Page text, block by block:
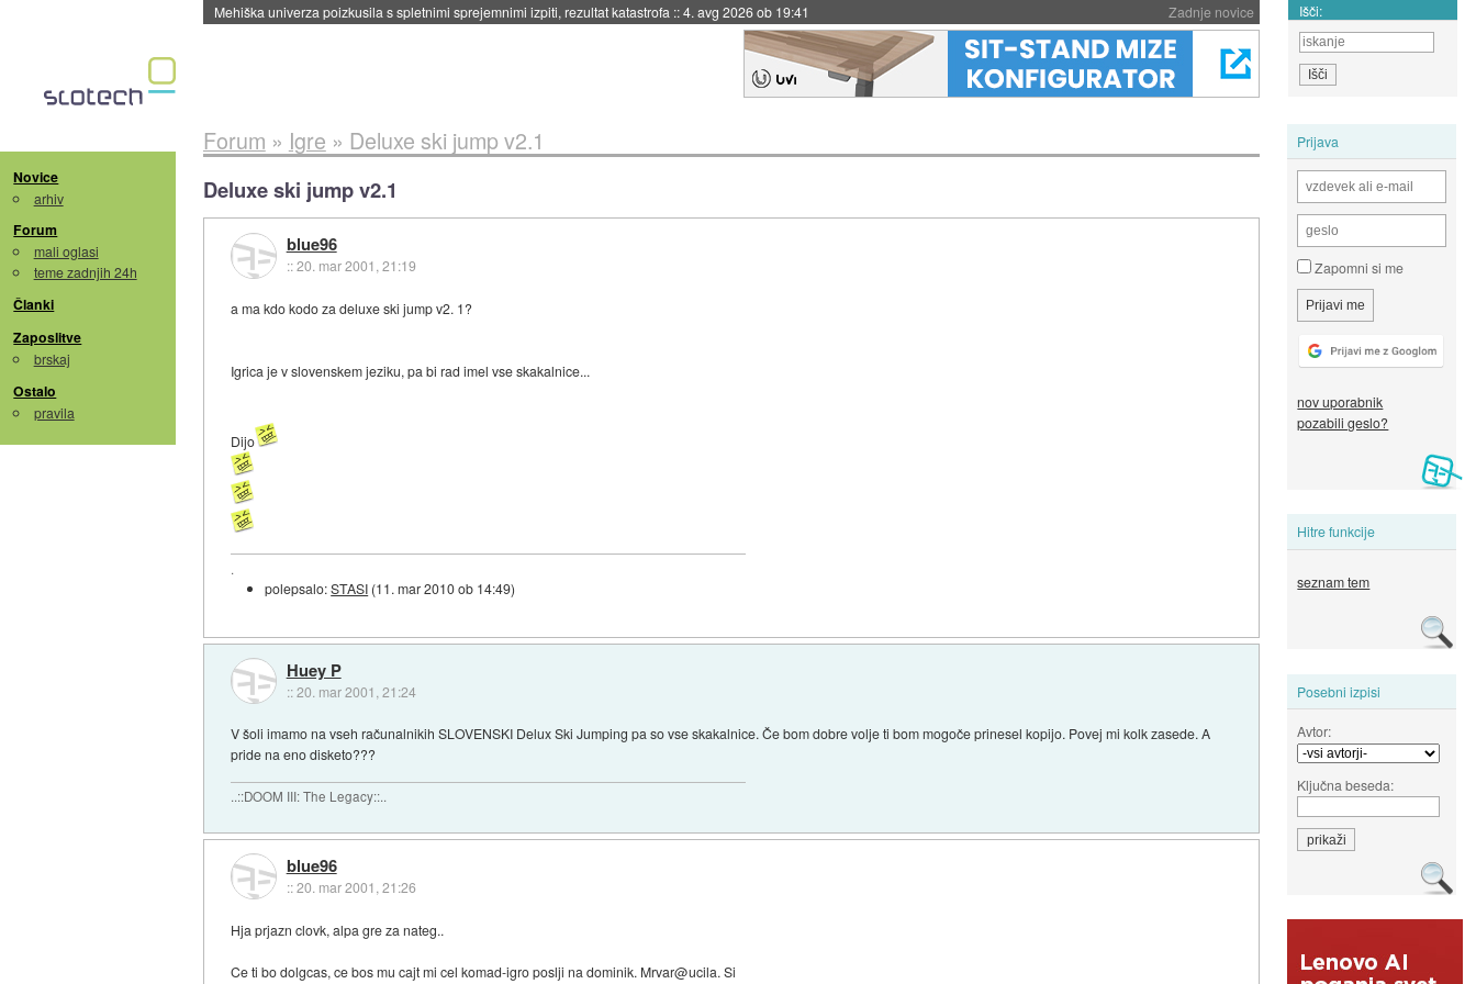
Zadnje novice
Evropska vesoljska agencija razvija svojo raketo za večkratno uporabo::4. avg 2026 ob 19:41 Išči:
Novice
arhiv
Forum
mali oglasi
teme zadnjih 24h
Članki
Zaposlitve
brskaj
Ostalo
pravila
Prijava
Zapomni si me
nov uporabnik
pozabili geslo?
Hitre funkcije
seznam tem
Posebni izpisi
Avtor:
Ključna beseda:
Forum » Igre » Deluxe ski jump v2.1
Deluxe ski jump v2.1
blue96
::20. mar 2001, 21:19
a ma kdo kodo za deluxe ski jump v2. 1?
Igrica je v slovenskem jeziku, pa bi rad imel vse skakalnice...
Dijo
.
polepsalo:STASI (11. mar 2010 ob 14:49)
Huey P
::20. mar 2001, 21:24
V šoli imamo na vseh računalnikih SLOVENSKI Delux Ski Jumping pa so vse skakalnice. Če bom dobre volje ti bom mogoče prinesel kopijo. Povej mi kolk zasede. A
pride na eno disketo???
..::DOOM III: The Legacy::..
blue96
::20. mar 2001, 21:26
Hja prjazn clovk, alpa gre za nateg..
Ce ti bo dolgcas, ce bos mu cajt mi cel komad-igro poslji na dominik. Mrvar@ucila. Si